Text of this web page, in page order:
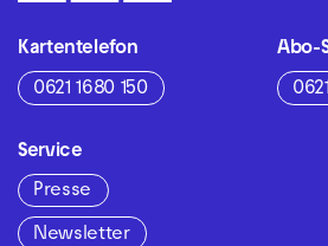
Kartentelefon
0621 1680 150
Abo-
Service
Presse
Newsletter